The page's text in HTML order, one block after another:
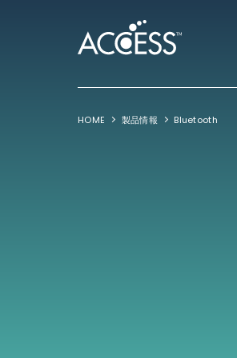
HOME 製品情報 Bluetooth